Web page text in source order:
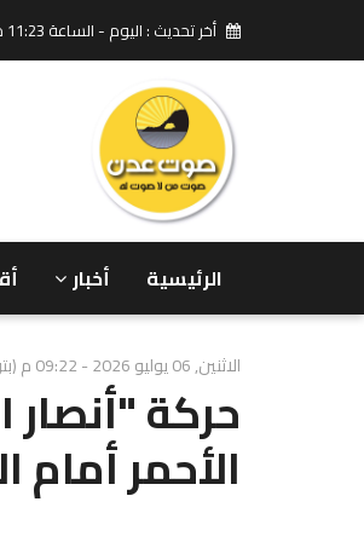
أخر تحديث : اليوم - الساعة 11:23 م بتوقيت مدينة عدن
الرئيسية أخبار
الاثنين, 06 يوليو 2026 - 09:22 م (بتوقيت مدينة عدن)
حركة "أنصار
الأحمر